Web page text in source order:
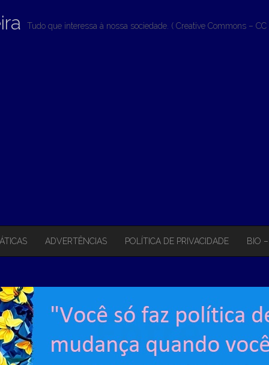
Tudo que interessa à nossa sociedade. ( Creative Commons – CC
ADVERTÊNCIAS POLÍTICA DE PRIVACIDADE BIO